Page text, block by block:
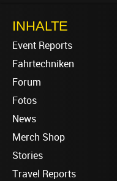
INHALTE
Event Reports
Fahrtechniken
Forum
Fotos
News
Merch Shop
Stories
Travel Reports